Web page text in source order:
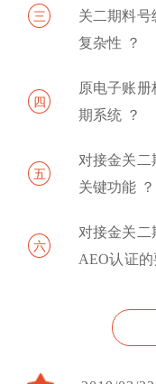
三
关二期料号
复杂性 ？
四
原电子账
期系统 ？
五
对接金关二
关键功能 ？
六
对接金关二
AEO认证的